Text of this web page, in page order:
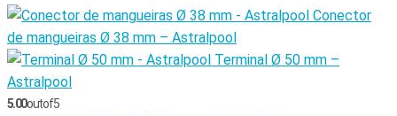
Conector
de mangueiras Ø 38 mm – Astralpool
Terminal Ø 50 mm –
Astralpool
5.00out of 5